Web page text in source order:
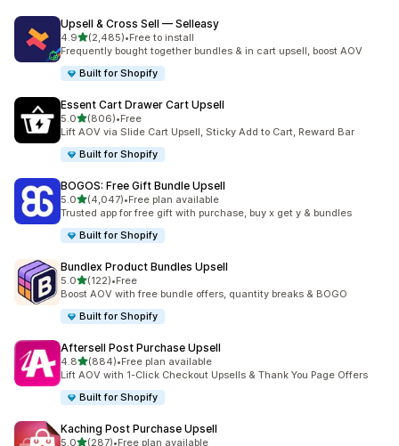
Upsell & Cross Sell — Selleasy
4.9별 5개 중
(2,485)
총 리뷰 2485개
•Free to install
Frequently bought together bundles & in cart upsell, boost AOV
Built for Shopify
Essent Cart Drawer Cart Upsell
5.0별 5개 중
(806)
총 리뷰 806개
•Free
Lift AOV via Slide Cart Upsell, Sticky Add to Cart, Reward Bar
Built for Shopify
BOGOS: Free Gift Bundle Upsell
5.0별 5개 중
(4,047)
총 리뷰 4047개
•Free plan available
Trusted app for free gift with purchase, buy x get y & bundles
Built for Shopify
Bundlex Product Bundles Upsell
5.0별 5개 중
(122)
총 리뷰 122개
•Free
Boost AOV with free bundle offers, quantity breaks & BOGO
Built for Shopify
Aftersell Post Purchase Upsell
4.8별 5개 중
(884)
총 리뷰 884개
•Free plan available
Lift AOV with 1-Click Checkout Upsells & Thank You Page Offers
Built for Shopify
Kaching Post Purchase Upsell
5.0별 5개 중
(287)•Free plan available